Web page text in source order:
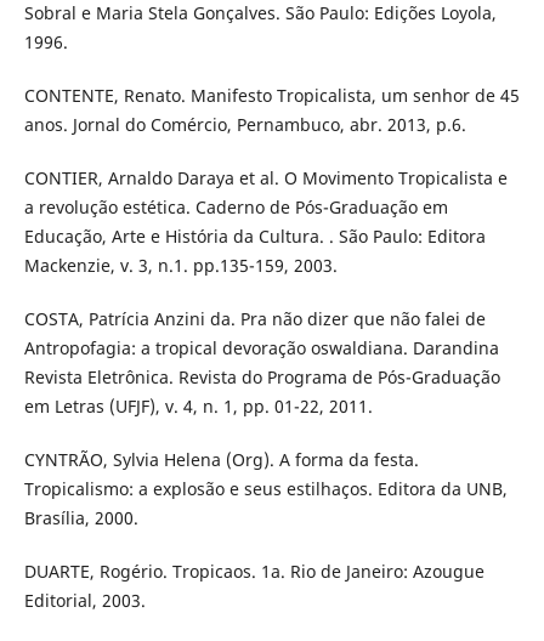
Sobral e Maria Stela Gonçalves. São Paulo: Edições Loyola,
1996.
CONTENTE, Renato. Manifesto Tropicalista, um senhor de 45
anos. Jornal do Comércio, Pernambuco, abr. 2013, p.6.
CONTIER, Arnaldo Daraya et al. O Movimento Tropicalista e
a revolução estética. Caderno de Pós-Graduação em
Educação, Arte e História da Cultura. . São Paulo: Editora
Mackenzie, v. 3, n.1. pp.135-159, 2003.
COSTA, Patrícia Anzini da. Pra não dizer que não falei de
Antropofagia: a tropical devoração oswaldiana. Darandina
Revista Eletrônica. Revista do Programa de Pós-Graduação
em Letras (UFJF), v. 4, n. 1, pp. 01-22, 2011.
CYNTRÃO, Sylvia Helena (Org). A forma da festa.
Tropicalismo: a explosão e seus estilhaços. Editora da UNB,
Brasília, 2000.
DUARTE, Rogério. Tropicaos. 1a. Rio de Janeiro: Azougue
Editorial, 2003.